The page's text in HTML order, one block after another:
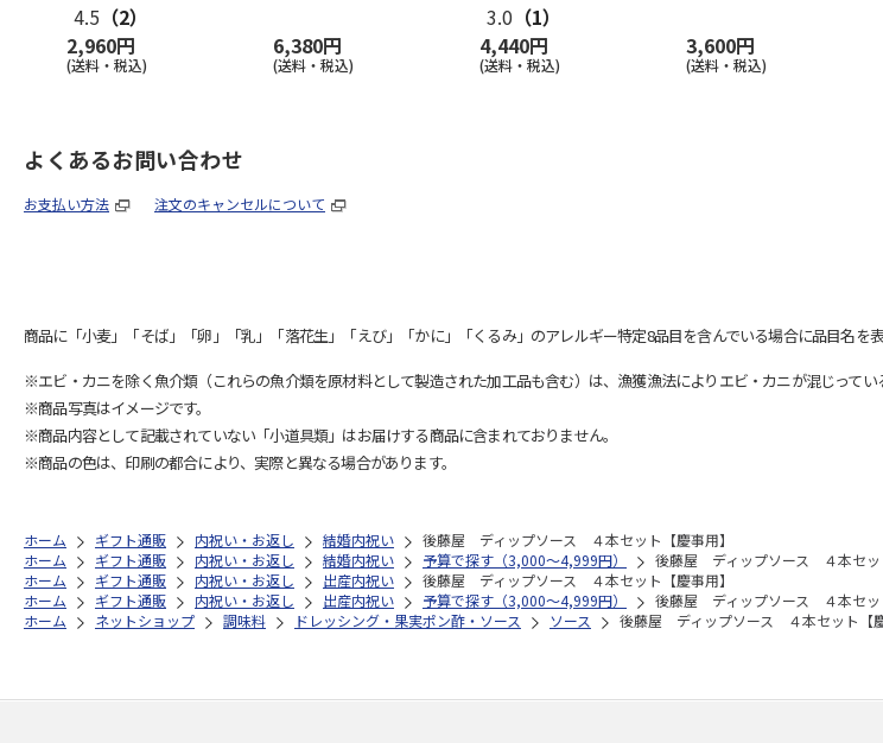
4.5 （2）
2,960円
(送料・税込)
6,380円
(送料・税込)
3.0 （1）
4,440円
(送料・税込)
3,600円
(送料・税込)
よくあるお問い合わせ
お支払い方法 注文のキャンセルについて
商品に「小麦」「そば」「卵」「乳」「落花生」「えび」「かに」「くるみ」のアレルギー特定8品目を含んでいる場合に品目名を表
※エビ・カニを除く魚介類（これらの魚介類を原材料として製造された加工品も含む）は、漁獲漁法によりエビ・カニが混じって
※商品写真はイメージです。
※商品内容として記載されていない「小道具類」はお届けする商品に含まれておりません。
※商品の色は、印刷の都合により、実際と異なる場合があります。
ホーム ギフト通販 内祝い・お返し 結婚内祝い
後藤屋 ディップソース ４本セット【慶事用】
ホーム
ギフト通販 内祝い・お返し 結婚内祝い 予算で探す（3,000～4,999円）
後藤屋 ディップソース ４本セッ
ホーム
ギフト通販 内祝い・お返し 出産内祝い
後藤屋 ディップソース ４本セット【慶事用】
ホーム
ギフト通販 内祝い・お返し 出産内祝い 予算で探す（3,000～4,999円）
後藤屋 ディップソース ４本セッ
ホーム
ネットショップ 調味料 ドレッシング・果実ポン酢・ソース ソース 後藤屋 ディップソース ４本セット【慶